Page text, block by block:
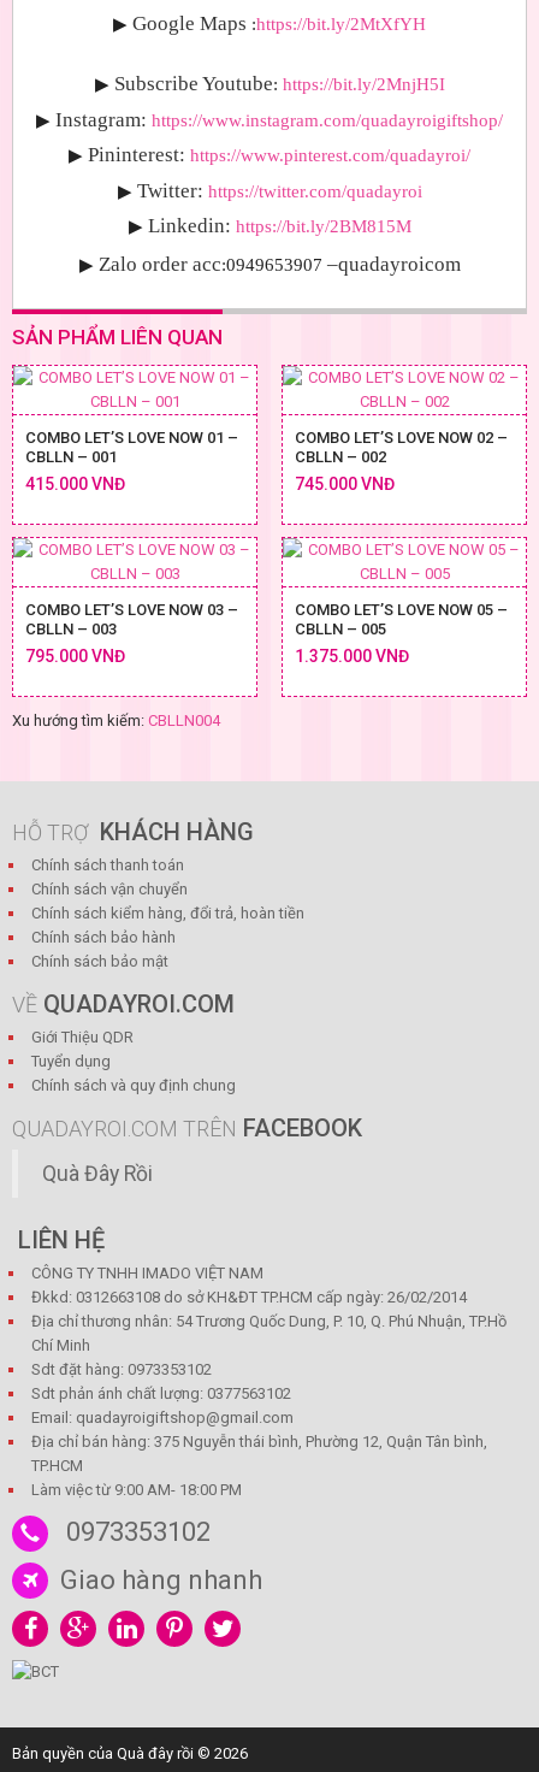
▶ Google Maps :https://bit.ly/2MtXfYH
▶ Subscribe Youtube: https://bit.ly/2MnjH5I
▶ Instagram: https://www.instagram.com/quadayroigiftshop/
▶ Pininterest: https://www.pinterest.com/quadayroi/
▶ Twitter: https://twitter.com/quadayroi
▶ Linkedin: https://bit.ly/2BM815M
▶ Zalo order acc:0949653907 –quadayroicom
SẢN PHẨM LIÊN QUAN
COMBO LET’S LOVE NOW 01 –
CBLLN – 001
415.000 VNĐ
COMBO LET’S LOVE NOW 02 –
CBLLN – 002
745.000 VNĐ
COMBO LET’S LOVE NOW 03 –
CBLLN – 003
795.000 VNĐ
COMBO LET’S LOVE NOW 05 –
CBLLN – 005
1.375.000 VNĐ
Xu hướng tìm kiếm: CBLLN004
HỖ TRỢ KHÁCH HÀNG
Chính sách thanh toán
Chính sách vận chuyển
Chính sách kiểm hàng, đổi trả, hoàn tiền
Chính sách bảo hành
Chính sách bảo mật
VỀ QUADAYROI.COM
Giới Thiệu QDR
Tuyển dụng
Chính sách và quy định chung
QUADAYROI.COM TRÊN FACEBOOK
Quà Đây Rồi
LIÊN HỆ
CÔNG TY TNHH IMADO VIỆT NAM
Đkkd: 0312663108 do sở KH&ĐT TP.HCM cấp ngày: 26/02/2014
Địa chỉ thương nhân: 54 Trương Quốc Dung, P. 10, Q. Phú Nhuận, TP.Hồ
Chí Minh
Sdt đặt hàng: 0973353102
Sdt phản ánh chất lượng: 0377563102
Email: quadayroigiftshop@gmail.com
Địa chỉ bán hàng: 375 Nguyễn thái bình, Phường 12, Quận Tân bình,
TP.HCM
Làm việc từ 9:00 AM- 18:00 PM
0973353102
Giao hàng nhanh
Bản quyền của Quà đây rồi © 2026